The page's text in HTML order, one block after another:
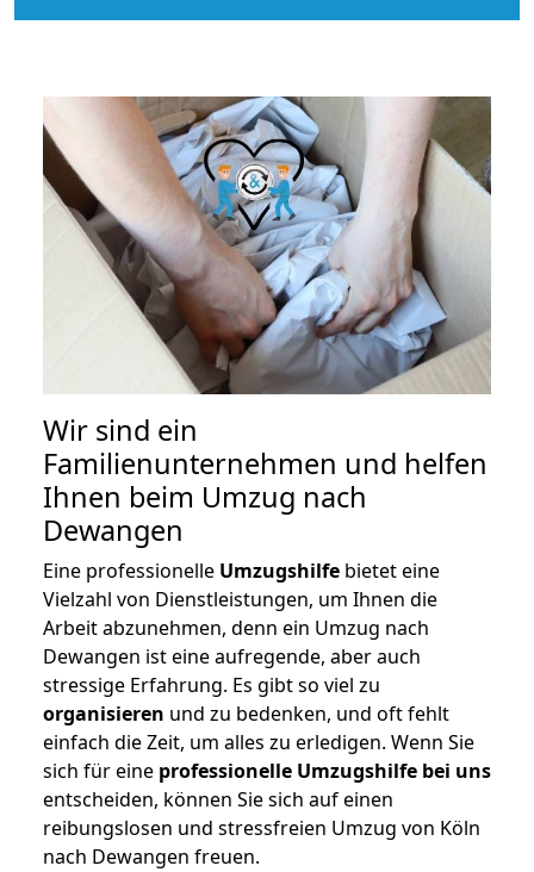
Wir sind ein
Familienunternehmen und helfen
Ihnen beim Umzug nach
Dewangen
Eine professionelle Umzugshilfe bietet eine
Vielzahl von Dienstleistungen, um Ihnen die
Arbeit abzunehmen, denn ein Umzug nach
Dewangen ist eine aufregende, aber auch
stressige Erfahrung. Es gibt so viel zu
organisieren und zu bedenken, und oft fehlt
einfach die Zeit, um alles zu erledigen. Wenn Sie
sich für eine professionelle Umzugshilfe bei uns
entscheiden, können Sie sich auf einen
reibungslosen und stressfreien Umzug von Köln
nach Dewangen freuen.